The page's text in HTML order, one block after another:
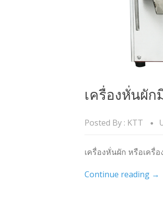
เครื่องหั่นผัก
Posted By : KTT
เครื่องหั่นผัก หรือเครื่
Continue reading →